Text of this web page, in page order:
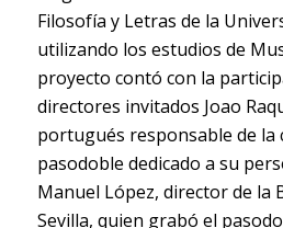
Filosofía y Letras de la
utilizando los estudios de
proyecto contó con la
directores invitados Joao
portugués responsable de la
pasodoble dedicado a su
Manuel López, director de la
Sevilla, quien grabó el